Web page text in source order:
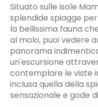
Situato sulle isole
splendide spiagge
la bellissima fauna
al molo, puoi vedere
panorama
un'escursione
contemplare le viste
inclusa quella della
sensazionale e gode